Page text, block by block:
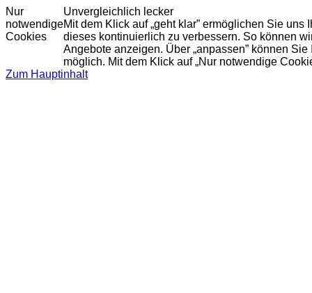
Nur
notwendige
Cookies
Unvergleichlich lecker
Mit dem Klick auf „geht klar” ermöglichen Sie
dieses kontinuierlich zu verbessern. So können
Angebote anzeigen. Über „anpassen” können
möglich. Mit dem Klick auf „Nur notwendige
Zum Hauptinhalt